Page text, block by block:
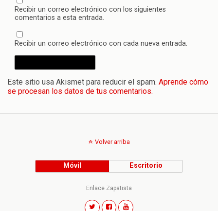
Recibir un correo electrónico con los siguientes
comentarios a esta entrada.
Recibir un correo electrónico con cada nueva entrada.
Este sitio usa Akismet para reducir el spam. Aprende cómo
se procesan los datos de tus comentarios.
Volver arriba
Móvil Escritorio
Enlace Zapatista